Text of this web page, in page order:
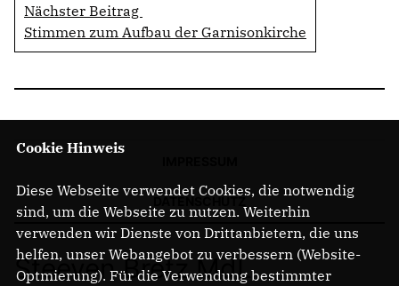
Nächster Beitrag
Stimmen zum Aufbau der Garnisonkirche
Steeven Bretz MdL
Cookie Hinweis
Diese Webseite verwendet Cookies, die notwendig
sind, um die Webseite zu nutzen. Weiterhin
verwenden wir Dienste von Drittanbietern, die uns
helfen, unser Webangebot zu verbessern (Website-
Optmierung). Für die Verwendung bestimmter